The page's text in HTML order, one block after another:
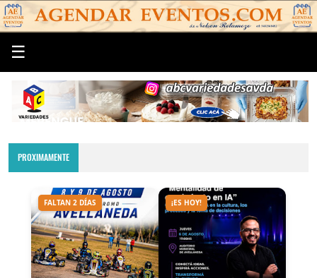
☰
PROXIMAMENTE
FALTAN 2 DÍAS ¡ES HOY!